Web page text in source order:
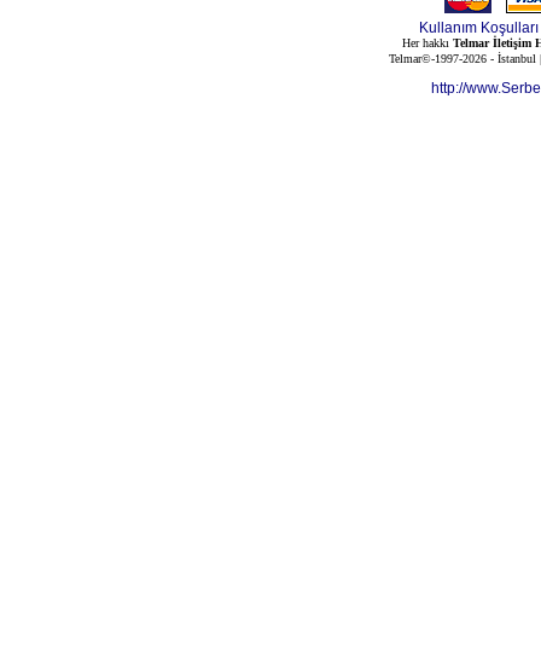
Kullanım Koşulları
Her hakkı Telmar İletişim
Telmar©-1997-2026 -
http://